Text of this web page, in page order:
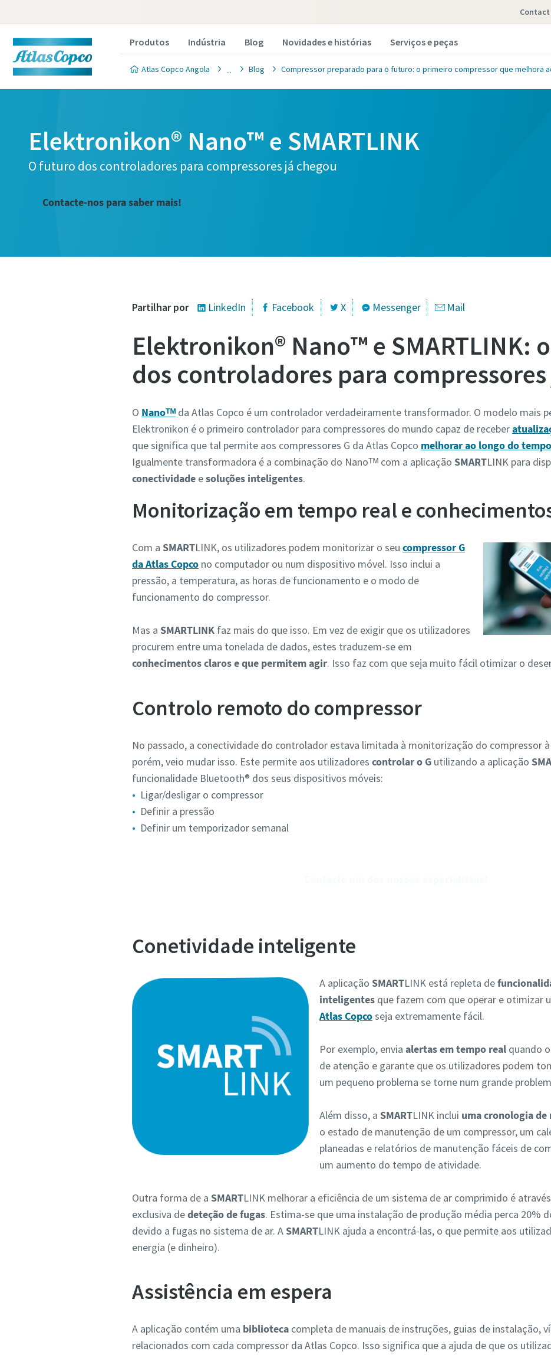
Contact
Produtos Indústria Blog Novidades e histórias Serviços e peças
Atlas Copco Angola Blog Compressor preparado para o futuro: o primeiro compressor que melhora
Elektronikon® Nano™ e SMARTLINK
O futuro dos controladores para compressores já chegou
Contacte-nos para saber mais!
Partilhar por LinkedIn Facebook X Messenger Mail
Elektronikon® Nano™ e SMARTLINK:
dos controladores para
O Nanoᵀᴹ da Atlas Copco é um controlador verdadeiramente transformador. O modelo mais
Elektronikon é o primeiro controlador para compressores do mundo capaz de receber
que significa que tal permite aos compressores G da Atlas Copco melhorar ao longo do tempo
Igualmente transformadora é a combinação do Nanoᵀᴹ com a aplicação SMARTLINK para
conectividade esoluções inteligentes.
Monitorização em tempo real e
Com a SMARTLINK, os utilizadores podem monitorizar o seu compressor G
da Atlas Copco no computador ou num dispositivo móvel. Isso inclui a
pressão, a temperatura, as horas de funcionamento e o modo de
funcionamento do compressor.
Mas a SMARTLINK faz mais do que isso. Em vez de exigir que os utilizadores
procurem entre uma tonelada de dados, estes traduzem-se em
conhecimentos claros e que permitem agir. Isso faz com que seja muito fácil otimizar o
Controlo remoto do compressor
No passado, a conectividade do controlador estava limitada à monitorização do compressor
porém, veio mudar isso. Este permite aos utilizadores controlar o G utilizando a aplicação
funcionalidade Bluetooth® dos seus dispositivos móveis:
Ligar/desligar o compressor
Definir a pressão
Definir um temporizador semanal
Conetividade inteligente
A aplicação SMARTLINK está repleta de
inteligentes que fazem com que operar e otimizar
Atlas Copcoseja extremamente fácil.
Por exemplo, envia alertas em tempo real quando
de atenção e garante que os utilizadores podem
um pequeno problema se torne num grande
Além disso, a SMARTLINK inclui uma cronologia de
o estado de manutenção de um compressor, um
planeadas e relatórios de manutenção fáceis de
um aumento do tempo de atividade.
Outra forma de a SMARTLINK melhorar a eficiência de um sistema de ar comprimido é
exclusiva dedeteção de fugas. Estima-se que uma instalação de produção média perca 20%
devido a fugas no sistema de ar. A SMARTLINK ajuda a encontrá-las, o que permite aos
energia (e dinheiro).
Assistência em espera
A aplicação contém uma biblioteca completa de manuais de instruções, guias de instalação,
relacionados com cada compressor da Atlas Copco. Isso significa que a ajuda de que os